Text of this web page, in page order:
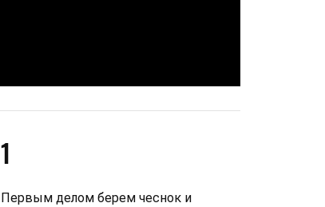
1
Первым делом берем чеснок и